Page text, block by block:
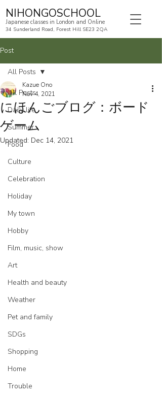
NIHONGOSCHOOL
Japanese classes in London and Online
34 Sunderland Road, Forest Hill SE23 2QA
Post
All Posts
Daily life
Summer
Food
Culture
Celebration
Holiday
My town
Hobby
Film, music, show
Art
Health and beauty
Weather
Pet and family
SDGs
Shopping
Home
Trouble
All Posts
にほんごブログ：ボード
ゲーム
Kazue Ono
Nov 4, 2021
Updated: Dec 14, 2021